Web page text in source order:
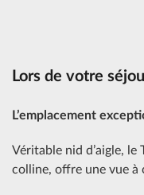
Lors de votre
L’emplacement
Véritable nid d’aigle, le
colline, offre une vue à